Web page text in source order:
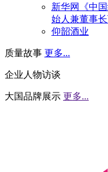
新华网《中
始人兼董事
仰韶酒业
质量故事 更多...
企业人物访谈
大国品牌展示 更多...